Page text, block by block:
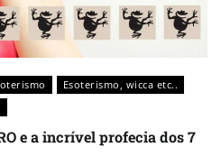
Esoterismo, wicca etc..
e a incrível profecia dos 7